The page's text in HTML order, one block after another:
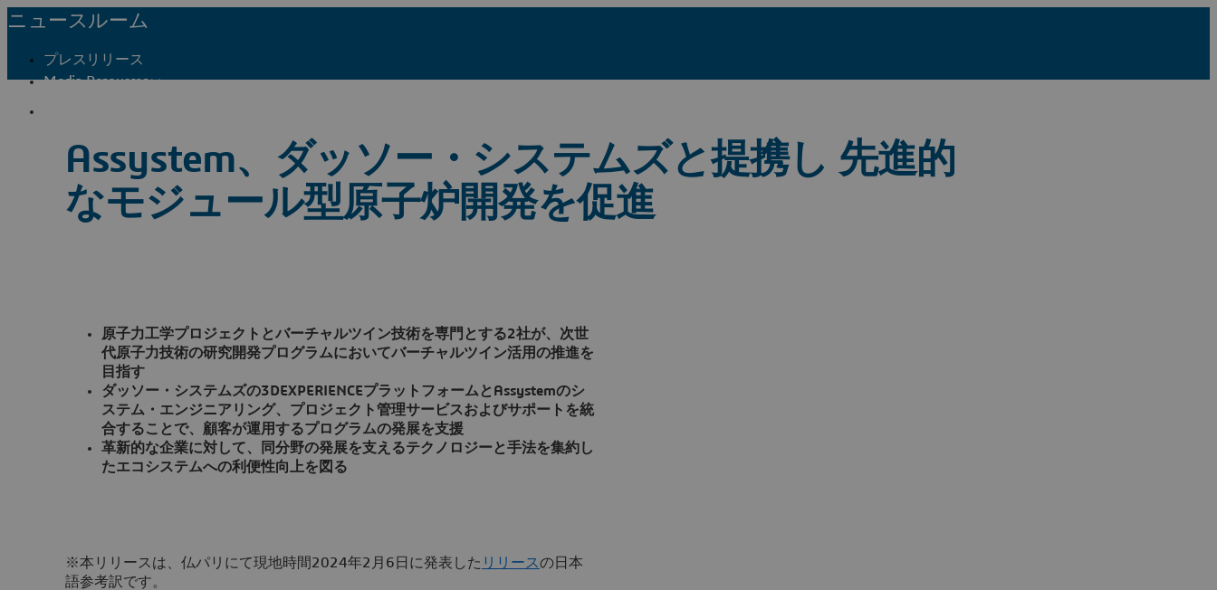
ニュースルーム
プレスリリース
Media Resources
Assystem、ダッソー・システムズと提携し 先進的
なモジュール型原子炉開発を促進
原子力工学プロジェクトとバーチャルツイン技術を専門とする2社が、次世
代原子力技術の研究開発プログラムにおいてバーチャルツイン活用の推進を
目指す
ダッソー・システムズの3DEXPERIENCEプラットフォームとAssystemのシ
ステム・エンジニアリング、プロジェクト管理サービスおよびサポートを統
合することで、顧客が運用するプログラムの発展を支援
革新的な企業に対して、同分野の発展を支えるテクノロジーと手法を集約し
たエコシステムへの利便性向上を図る
※本リリースは、仏パリにて現地時間2024年2月6日に発表した リリースの日本
語参考訳です。